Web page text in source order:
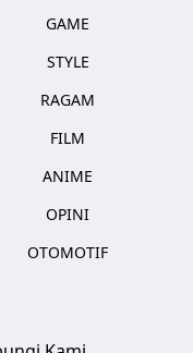
GAME
STYLE
RAGAM
FILM
ANIME
OPINI
OTOMOTIF